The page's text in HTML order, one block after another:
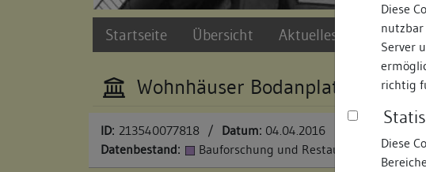
Diese
Server
richtig
Diese
Startseite Übersicht Aktuelles und Termine
Wohnhäuser Bodanplatz 14 und
ID: 213540077818 / Datum: 04.04.2016
Datenbestand:
Bauforschung und Restaurierung